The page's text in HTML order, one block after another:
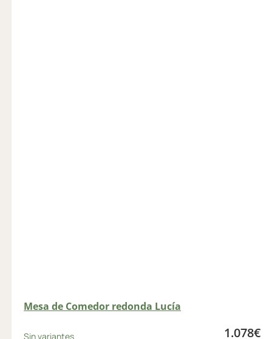
Mesa de Comedor redonda Lucía
Sin variantes 1.078€